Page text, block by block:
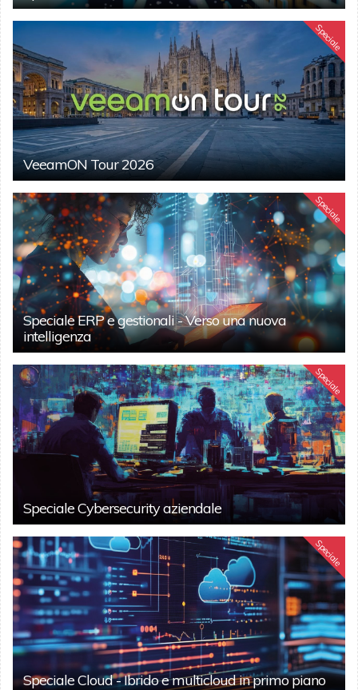
Speciale
VeeamON Tour 2026
Speciale
Speciale ERP e gestionali - Verso una nuova
intelligenza
Speciale
Speciale Cybersecurity aziendale
Speciale
Speciale Cloud - Ibrido e multicloud in primo piano